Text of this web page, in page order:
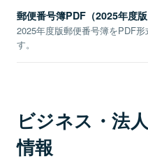
郵便番号簿PDF（2025年度版
2025年度版郵便番号簿をPDF
す。
ビジネス・法
情報